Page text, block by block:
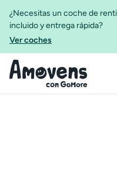
¿Necesitas un coche de
incluido y entrega rápida?
Ver coches